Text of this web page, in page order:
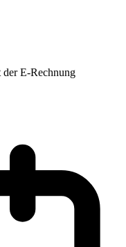
E-Rechnung